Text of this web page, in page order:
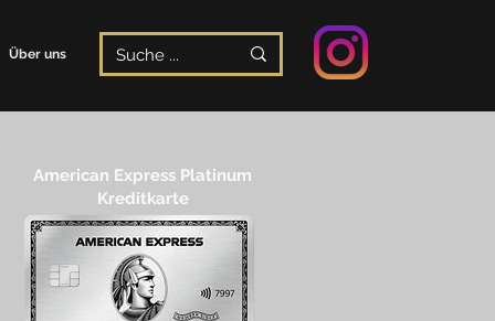
Über uns
American Express Platinum
Kreditkarte